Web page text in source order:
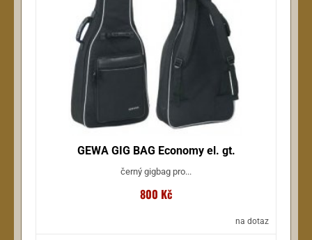
GEWA GIG BAG Economy el. gt.
černý gigbag pro...
800 Kč
na dotaz